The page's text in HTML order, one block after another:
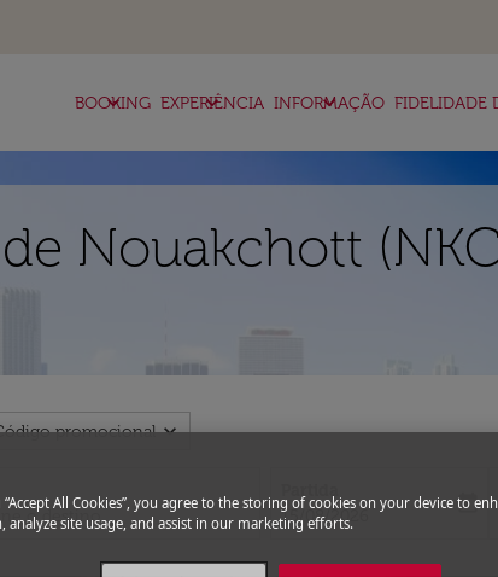
BOOKING
keyboard_arrow_down EXPERIÊNCIA
keyboard_arrow_down INFORMAÇÃO
keyboard_arrow_down FIDELIDADE
Nouakchott
promocionalexpand_more
fc-booking-departure-date-
15/08/2026
today
“Accept All Cookies”, you agree to the storing of cookies on your device to
analyze site usage, and assist in our marketing efforts.